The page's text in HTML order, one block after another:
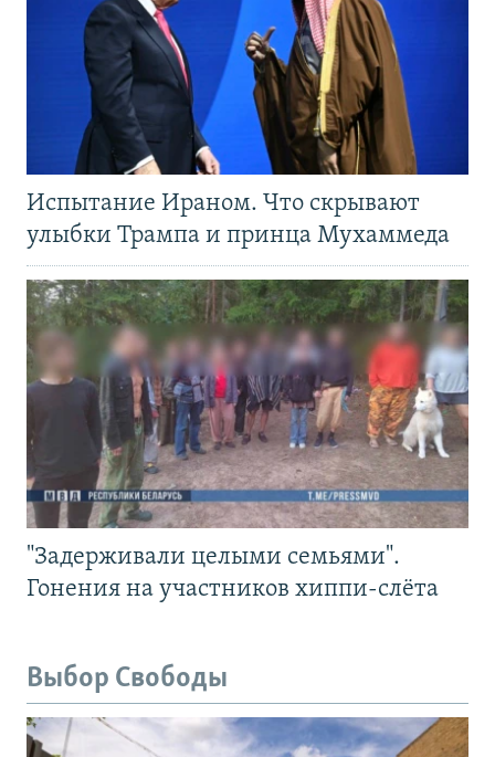
Испытание Ираном. Что скрывают
улыбки Трампа и принца Мухаммеда
"Задерживали целыми семьями".
Гонения на участников хиппи-слёта
Выбор Свободы